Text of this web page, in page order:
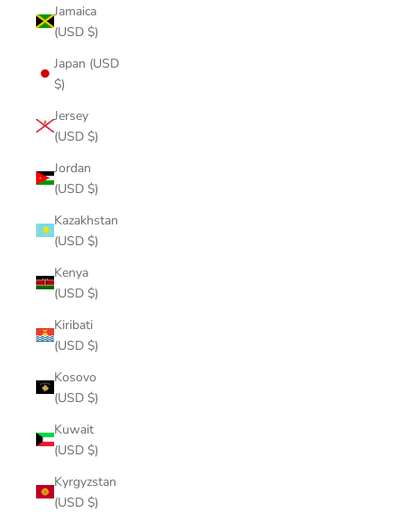
Jamaica
(USD $)
Japan (USD
$)
Jersey
(USD $)
Jordan
(USD $)
Kazakhstan
(USD $)
Kenya
(USD $)
Kiribati
(USD $)
Kosovo
(USD $)
Kuwait
(USD $)
Kyrgyzstan
(USD $)